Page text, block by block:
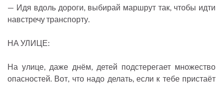
— Идя вдоль дороги, выбирай маршрут так, чтобы идти
навстречу транспорту.
НА УЛИЦЕ:
На улице, даже днём, детей подстерегает множество
опасностей. Вот, что надо делать, если к тебе пристаёт